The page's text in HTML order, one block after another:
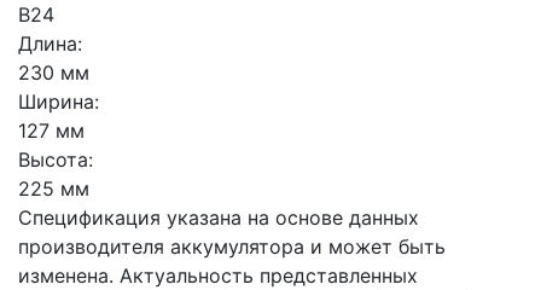
B24
Длина:
230 мм
Ширина:
127 мм
Высота:
225 мм
Спецификация указана на основе данных
производителя аккумулятора и может быть
изменена. Актуальность представленных